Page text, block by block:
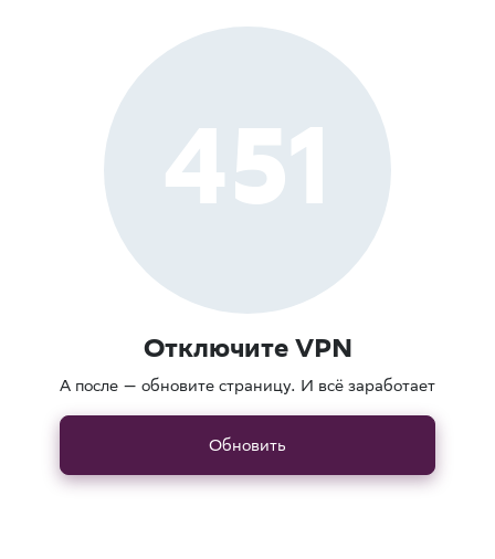
451
Отключите VPN
А после — обновите страницу. И всё заработает
Обновить